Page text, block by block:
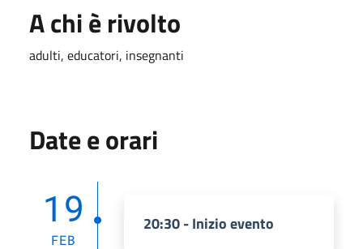
A chi è rivolto
adulti, educatori, insegnanti
Date e orari
19
FEB
20:30 - Inizio evento